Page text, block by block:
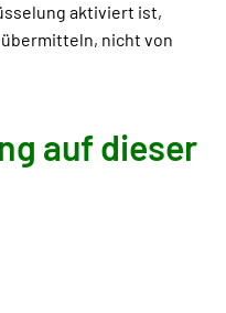
aktiviert ist,
übermitteln, nicht von
auf dieser